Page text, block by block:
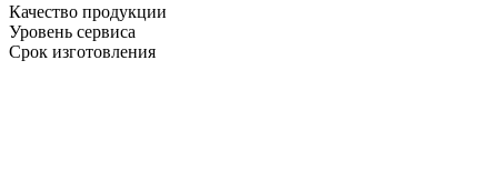
Качество продукции
Уровень сервиса
Срок изготовления